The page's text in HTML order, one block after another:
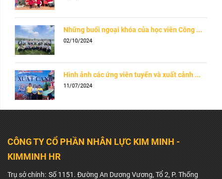
Những buổi ngoại khóa của học viên Công ...
02/10/2024
Hình ảnh các ứng viên tuyển và xuất cảnh ...
11/07/2024
CÔNG TY CỔ PHẦN NHÂN LỰC KIM MINH -
KIMMINH HR
Trụ sở chính: Số 1151. Đường An Dương Vương, Tổ 2, P. Thống